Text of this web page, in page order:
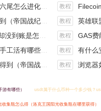
可梦冰六尾怎么得） 教程 Filecoin是
战纪游戏攻略） 教程 英雄联盟普通
账是怎么回事? 教程 GAS费能
操作的小项目真是可靠 教程 有什么安
战纪战役攻略） 教程 浏览器
有哪些） usdt属于什么币种一个多少钱？
收集瓶怎么得（洛克王国阳光收集瓶在哪里获得）